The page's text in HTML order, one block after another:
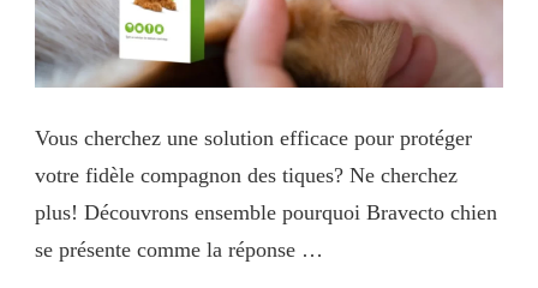
Vous cherchez une solution efficace pour protéger
votre fidèle compagnon des tiques? Ne cherchez
plus! Découvrons ensemble pourquoi Bravecto chien
se présente comme la réponse …